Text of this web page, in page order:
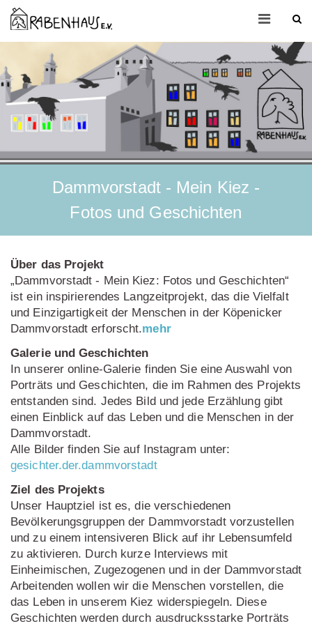
Dammvorstadt - Mein Kiez -
Fotos und Geschichten
Über das Projekt
„Dammvorstadt - Mein Kiez: Fotos und Geschichten“
ist ein inspirierendes Langzeitprojekt, das die Vielfalt
und Einzigartigkeit der Menschen in der Köpenicker
Dammvorstadt erforscht.mehr
Galerie und Geschichten
In unserer online-Galerie finden Sie eine Auswahl von
Porträts und Geschichten, die im Rahmen des Projekts
entstanden sind. Jedes Bild und jede Erzählung gibt
einen Einblick auf das Leben und die Menschen in der
Dammvorstadt.
Alle Bilder finden Sie auf Instagram unter:
gesichter.der.dammvorstadt
Ziel des Projekts
Unser Hauptziel ist es, die verschiedenen
Bevölkerungsgruppen der Dammvorstadt vorzustellen
und zu einem intensiveren Blick auf ihr Lebensumfeld
zu aktivieren. Durch kurze Interviews mit
Einheimischen, Zugezogenen und in der Dammvorstadt
Arbeitenden wollen wir die Menschen vorstellen, die
das Leben in unserem Kiez widerspiegeln. Diese
Geschichten werden durch ausdrucksstarke Porträts